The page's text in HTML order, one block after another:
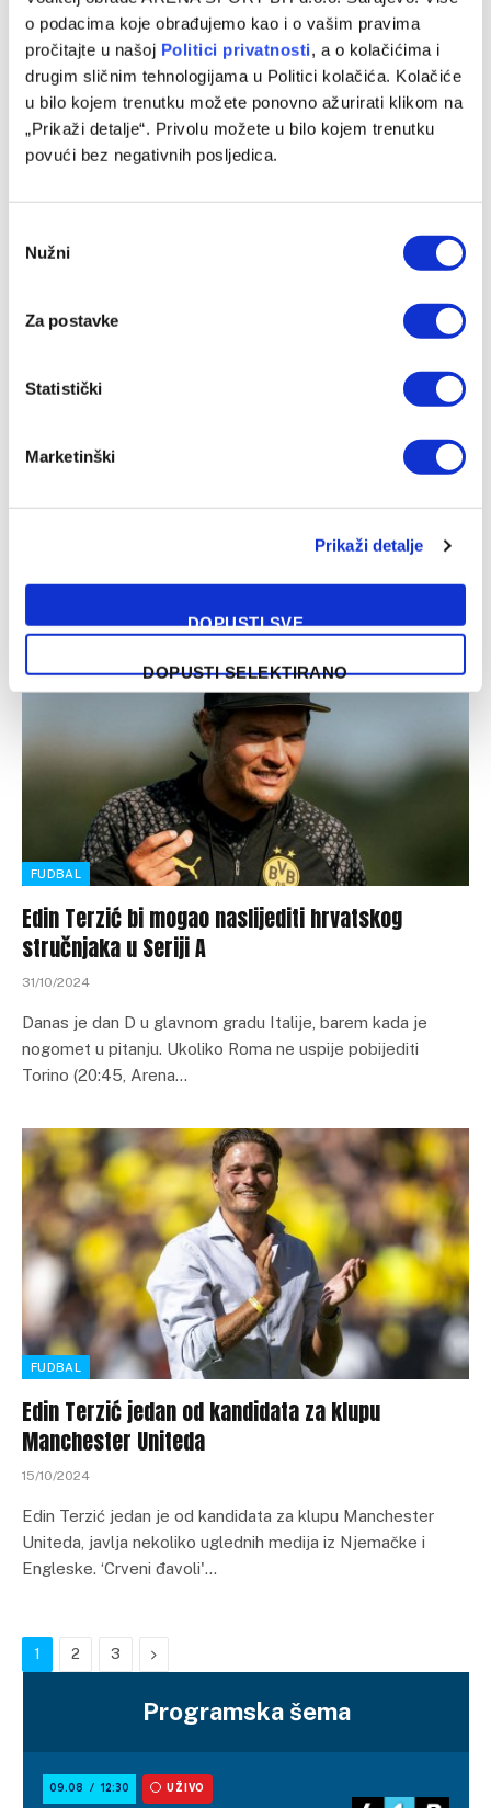
o podacima koje obrađujemo kao i o vašim pravima
pročitajte u našoj Politici privatnosti, a o kolačićima i
drugim sličnim tehnologijama u Politici kolačića. Kolačiće
u bilo kojem trenutku možete ponovno ažurirati klikom na
„Prikaži detalje“. Privolu možete u bilo kojem trenutku
povući bez negativnih posljedica.
Selection
Nužni
Za postavke
Statistički
Marketinški
Prikaži detalje
DOPUSTI SVE
DOPUSTI SELEKTIRANO
Edin Terzić, po svemu sudeći, neće još dugo čekati na novi
angažman, jer je već povezan s brojnim klubovima,
uključujući…
FUDBAL
nezadovoljan učinkom španskog stručnjaka
prenose mediji sa Ostrva, ukoliko Španac ne izvuče
pozitivan rezultat u…
FUDBAL
Edin Terzić bi mogao naslijediti hrvatskog
stručnjaka u Seriji A
31/10/2024
Danas je dan D u glavnom gradu Italije, barem kada je
nogomet u pitanju. Ukoliko Roma ne uspije pobijediti
Torino (20:45, Arena…
FUDBAL
Edin Terzić jedan od kandidata za klupu
Manchester Uniteda
15/10/2024
Edin Terzić jedan je od kandidata za klupu Manchester
Uniteda, javlja nekoliko uglednih medija iz Njemačke i
Engleske. ‘Crveni đavoli'…
1 2 3 Next
Programska šema